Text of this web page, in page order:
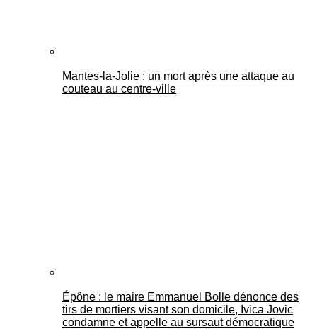
Mantes-la-Jolie : un mort après une attaque au
couteau au centre-ville
Épône : le maire Emmanuel Bolle dénonce des
tirs de mortiers visant son domicile, Ivica Jovic
condamne et appelle au sursaut démocratique